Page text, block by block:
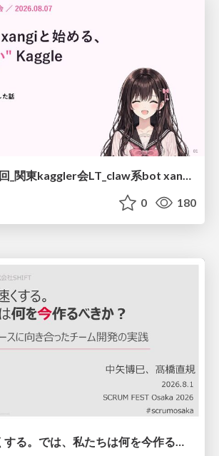
20260807_第6回_関東kaggler会LT_claw系bot xangiと始める、"寂しくない" kaggle
0 180